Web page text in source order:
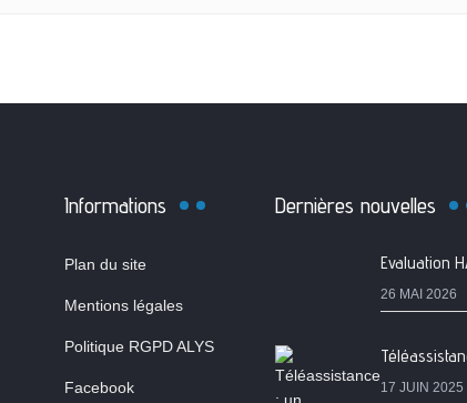
Informations
Plan du site
Mentions légales
Politique RGPD ALYS
Facebook
Dernières nouvelles
26 MAI 2026
17 JUIN 2025